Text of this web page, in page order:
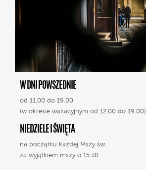
W DNI POWSZEDNIE
od 11.00 do 19.00
(w okresie wakacyjnym od 12.00 do 19.00)
NIEDZIELE I ŚWIĘTA
na początku każdej Mszy św.
za wyjątkiem mszy o 15.30